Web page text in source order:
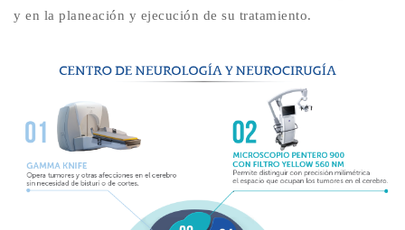
y en la planeación y ejecución de su tratamiento.